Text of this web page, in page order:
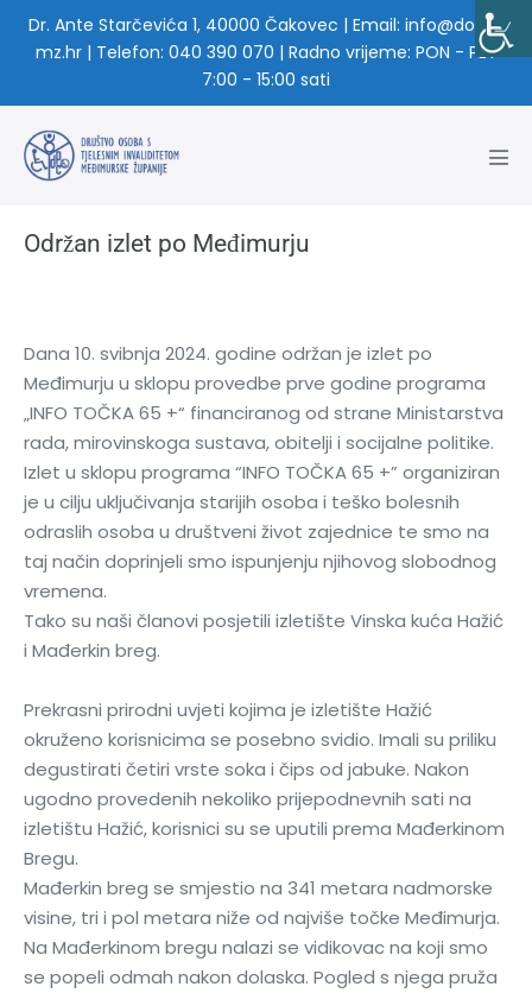
Dr. Ante Starčevića 1, 40000 Čakovec | Email: info@dosti-
mz.hr | Telefon: 040 390 070 | Radno vrijeme: PON - PET
7:00 - 15:00 sati
Održan izlet po Međimurju
Dana 10. svibnja 2024. godine održan je izlet po
Međimurju u sklopu provedbe prve godine programa
„INFO TOČKA 65 +“ financiranog od strane Ministarstva
rada, mirovinskoga sustava, obitelji i socijalne politike.
Izlet u sklopu programa “INFO TOČKA 65 +” organiziran
je u cilju uključivanja starijih osoba i teško bolesnih
odraslih osoba u društveni život zajednice te smo na
taj način doprinjeli smo ispunjenju njihovog slobodnog
vremena.
Tako su naši članovi posjetili izletište Vinska kuća Hažić
i Mađerkin breg.
Prekrasni prirodni uvjeti kojima je izletište Hažić
okruženo korisnicima se posebno svidio. Imali su priliku
degustirati četiri vrste soka i čips od jabuke. Nakon
ugodno provedenih nekoliko prijepodnevnih sati na
izletištu Hažić, korisnici su se uputili prema Mađerkinom
Bregu.
Mađerkin breg se smjestio na 341 metara nadmorske
visine, tri i pol metara niže od najviše točke Međimurja.
Na Mađerkinom bregu nalazi se vidikovac na koji smo
se popeli odmah nakon dolaska. Pogled s njega pruža